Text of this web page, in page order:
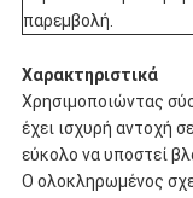
παρεμβολή.
Χαρακτηριστικά
Χρησιμοποιώντας
έχει ισχυρή αντοχή
εύκολο να υποστεί
Ο ολοκληρωμένος